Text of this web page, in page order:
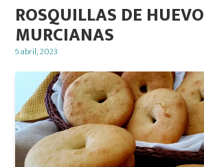
ROSQUILLAS DE HUEVO
MURCIANAS
Posted
6 abril, 2023